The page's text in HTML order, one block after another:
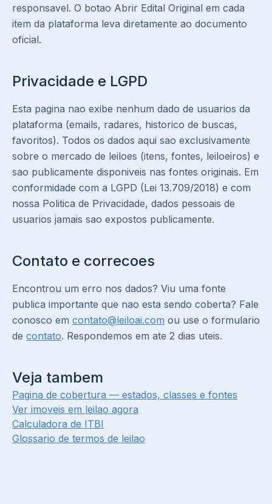
responsavel. O botao Abrir Edital Original em cada
item da plataforma leva diretamente ao documento
oficial.
Privacidade e LGPD
Esta pagina nao exibe nenhum dado de usuarios da
plataforma (emails, radares, historico de buscas,
favoritos). Todos os dados aqui sao exclusivamente
sobre o mercado de leiloes (itens, fontes, leiloeiros) e
sao publicamente disponiveis nas fontes originais. Em
conformidade com a LGPD (Lei 13.709/2018) e com
nossa Politica de Privacidade, dados pessoais de
usuarios jamais sao expostos publicamente.
Contato e correcoes
Encontrou um erro nos dados? Viu uma fonte
publica importante que nao esta sendo coberta? Fale
conosco em contato@leiloai.com ou use o formulario
de contato. Respondemos em ate 2 dias uteis.
Veja tambem
Pagina de cobertura — estados, classes e fontes
Ver imoveis em leilao agora
Calculadora de ITBI
Glossario de termos de leilao